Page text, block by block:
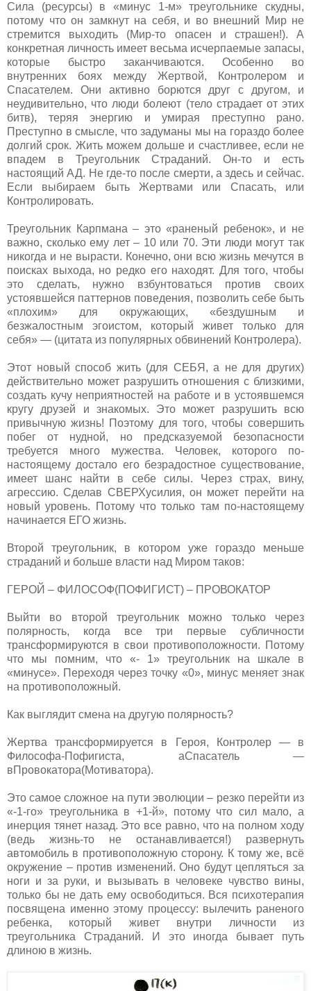
Сила (ресурсы) в «минус 1-м» треугольнике скудны,
потому что он замкнут на себя, и во внешний Мир не
стремится выходить (Мир-то опасен и страшен!). А
конкретная личность имеет весьма исчерпаемые запасы,
которые быстро заканчиваются. Особенно во
внутренних боях между Жертвой, Контролером и
Спасателем. Они активно борются друг с другом, и
неудивительно, что люди болеют (тело страдает от этих
битв), теряя энергию и умирая преступно рано.
Преступно в смысле, что задуманы мы на гораздо более
долгий срок. Жить можем дольше и счастливее, если не
впадем в Треугольник Страданий. Он-то и есть
настоящий АД. Не где-то после смерти, а здесь и сейчас.
Если выбираем быть Жертвами или Спасать, или
Контролировать.
Треугольник Карпмана – это «раненый ребенок», и не
важно, сколько ему лет – 10 или 70. Эти люди могут так
никогда и не вырасти. Конечно, они всю жизнь мечутся в
поисках выхода, но редко его находят. Для того, чтобы
это сделать, нужно взбунтоваться против своих
устоявшейся паттернов поведения, позволить себе быть
«плохим» для окружающих, «бездушным и
безжалостным эгоистом, который живет только для
себя» — (цитата из популярных обвинений Контролера).
Этот новый способ жить (для СЕБЯ, а не для других)
действительно может разрушить отношения с близкими,
создать кучу неприятностей на работе и в устоявшемся
кругу друзей и знакомых. Это может разрушить всю
привычную жизнь! Поэтому для того, чтобы совершить
побег от нудной, но предсказуемой безопасности
требуется много мужества. Человек, которого по-
настоящему достало его безрадостное существование,
имеет шанс найти в себе силы. Через страх, вину,
агрессию. Сделав СВЕРХусилия, он может перейти на
новый уровень. Потому что только там по-настоящему
начинается ЕГО жизнь.
Второй треугольник, в котором уже гораздо меньше
страданий и больше власти над Миром таков:
ГЕРОЙ – ФИЛОСОФ(ПОФИГИСТ) – ПРОВОКАТОР
Выйти во второй треугольник можно только через
полярность, когда все три первые субличности
трансформируются в свои противоположности. Потому
что мы помним, что «- 1» треугольник на шкале в
«минусе». Переходя через точку «0», минус меняет знак
на противоположный.
Как выглядит смена на другую полярность?
Жертва трансформируется в Героя, Контролер — в
Философа-Пофигиста, аСпасатель —
вПровокатора(Мотиватора).
Это самое сложное на пути эволюции – резко перейти из
«-1-го» треугольника в +1-й», потому что сил мало, а
инерция тянет назад. Это все равно, что на полном ходу
(ведь жизнь-то не останавливается!) развернуть
автомобиль в противоположную сторону. К тому же, всё
окружение – против изменений. Оно будут цепляться за
ноги и за руки, и вызывать в человеке чувство вины,
только бы не дать ему освободиться. Вся психотерапия
посвящена именно этому процессу: вылечить раненого
ребенка, который живет внутри личности из
треугольника Страданий. И это иногда бывает путь
длиною в жизнь.